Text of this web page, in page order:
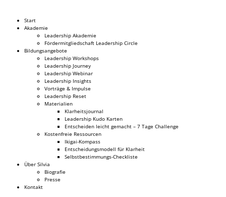
Dr. Silvia Schäfer
Start
Akademie
Leadership Akademie
Fördermitgliedschaft Leadership Circle
Bildungsangebote
Leadership Workshops
Leadership Journey
Leadership Webinar
Leadership Insights
Vorträge & Impulse
Leadership Reset
Materialien
Klarheitsjournal
Leadership Kudo Karten
Entscheiden leicht gemacht – 7 Tage Challenge
Kostenfreie Ressourcen
Ikigai-Kompass
Entscheidungsmodell für Klarheit
Selbstbestimmungs-Checkliste
Über Silvia
Biografie
Presse
Kontakt